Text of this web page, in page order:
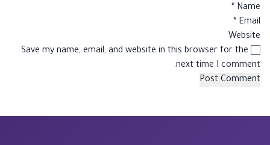
Name
*
Email
*
Website
Save my name, email, and website in this browser for the
next time I comment.